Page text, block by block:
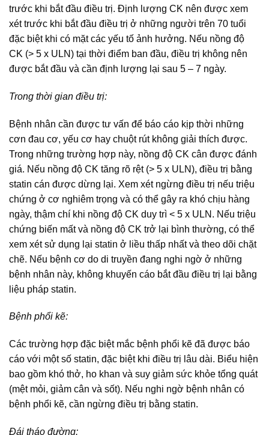
trước khi bắt đầu điều trị. Định lượng CK nên được xem
xét trước khi bắt đầu điều trị ở những người trên 70 tuổi
đặc biệt khi có mặt các yếu tố ảnh hưởng. Nếu nồng độ
CK (> 5 x ULN) tại thời điểm ban đầu, điều trị không nên
được bắt đầu và cần định lượng lại sau 5 – 7 ngày.
Trong thời gian điều trị:
Bệnh nhân cần được tư vấn để báo cáo kịp thời những
cơn đau cơ, yếu cơ hay chuột rút không giải thích được.
Trong những trường hợp này, nồng độ CK cân được đánh
giá. Nếu nồng độ CK tăng rõ rệt (> 5 x ULN), điều trị bằng
statin cán được dừng lại. Xem xét ngừng điều trị nếu triệu
chứng ở cơ nghiêm trọng và có thể gây ra khó chịu hàng
ngày, thậm chí khi nồng độ CK duy trì < 5 x ULN. Nếu triệu
chứng biến mất và nồng độ CK trở lại bình thường, có thể
xem xét sử dụng lại statin ở liều thấp nhất và theo dõi chặt
chẽ. Nếu bệnh cơ do di truyền đang nghi ngờ ở những
bệnh nhân này, không khuyến cáo bắt đầu điều trị lại bằng
liệu pháp statin.
Bệnh phổi kẽ:
Các trường hợp đặc biệt mắc bệnh phổi kẽ đã được báo
cáo với một số statin, đặc biệt khi điều trị lâu dài. Biểu hiện
bao gồm khó thở, ho khan và suy giảm sức khỏe tổng quát
(mệt mỏi, giảm cân và sốt). Nếu nghi ngờ bệnh nhân có
bệnh phổi kẽ, cần ngừng điều trị bằng statin.
Đái tháo đường: